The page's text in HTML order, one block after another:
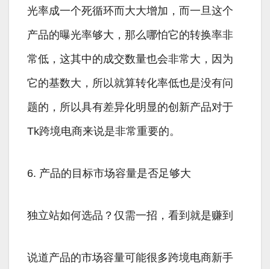
光率成一个死循环而大大增加，而一旦这个
产品的曝光率够大，那么哪怕它的转换率非
常低，这其中的成交数量也会非常大，因为
它的基数大，所以就算转化率低也是没有问
题的，所以具有差异化明显的创新产品对于
Tk跨境电商来说是非常重要的。
6. 产品的目标市场容量是否足够大
独立站如何选品？仅需一招，看到就是赚到
说道产品的市场容量可能很多跨境电商新手